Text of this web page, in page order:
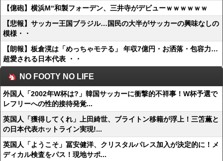
【億砲】横浜M“和製フォーデン、三井寺がデビューｗｗｗｗｗｗ
【悲報】サッカー王国ブラジル…国民の大半がサッカーの興味なしの
模様・・
【朗報】板倉滉は「めっちゃモテる」 年収7億円・お洒落・包容力…
超愛される日本代表 ・・
NO FOOTY NO LIFE
外国人「2002年W杯は?」韓国サッカーに衝撃的不祥事！W杯予選で
レフリーへの性的接待発覚...
英国人「獲得してくれ」上田綺世、ブライトン移籍が浮上！三笘薫と
の日本代表ホットライン実現!...
英国人「ようこそ」冨安健洋、クリスタルパレス加入が決定的に！メ
ディカル検査をパス！現地サポ...